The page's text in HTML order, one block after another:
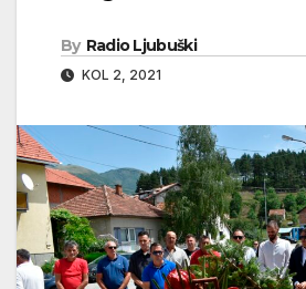
By Radio Ljubuški
KOL 2, 2021